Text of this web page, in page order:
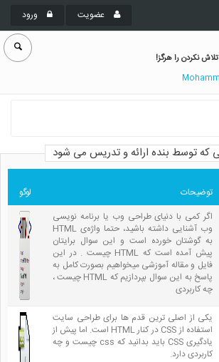
عضویت ورود
نکردن را هرگز!
توسط بنده ارائه و تدریس می شود
توضیحات
لوگو
اگر کمی با دنیای طراحی وب یا برنامه نویسی
وب آشنایی داشته باشید، حتما واژه‌ی HTML
به گوشتان خورده است و این سوال برایتان
پیش آمده است که HTML چیست . در این
فایل و مقاله آموزشی میخواهیم بصورت کامل به
پاسخ به این سوال بپردازیم که HTML چیست ،
چه کاربردی
یکی از اصلی ترین قدم ها برای طراحی سایت
استفاده از CSS در کنار HTML است. اما پیش از
یادگیری CSS باید بدانید که css چیست و چه
کاربردی دارد.